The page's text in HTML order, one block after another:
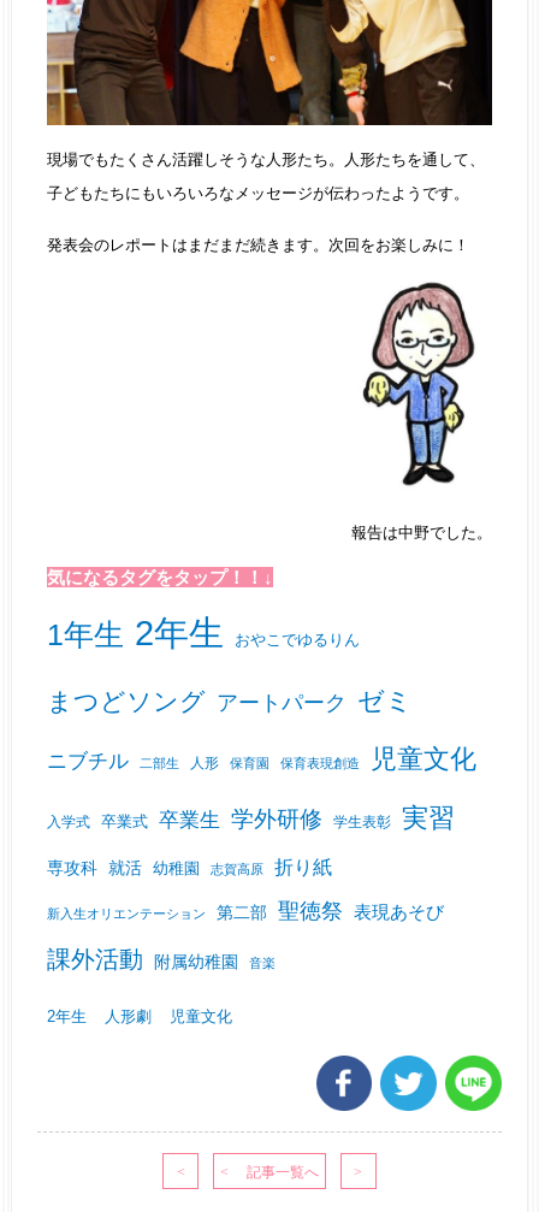
現場でもたくさん活躍しそうな人形たち。人形たちを通して、
子どもたちにもいろいろなメッセージが伝わったようです。
発表会のレポートはまだまだ続きます。次回をお楽しみに！
報告は中野でした。
気になるタグをタップ！！↓
1年生 2年生 おやこでゆるりん
まつどソング アートパーク ゼミ
ニブチル 二部生 人形 保育園 保育表現創造 児童文化
入学式 卒業式 卒業生 学外研修 学生表彰 実習
専攻科 就活 幼稚園 志賀高原 折り紙
新入生オリエンテーション 第二部 聖徳祭 表現あそび
課外活動 附属幼稚園 音楽
2年生 人形劇 児童文化